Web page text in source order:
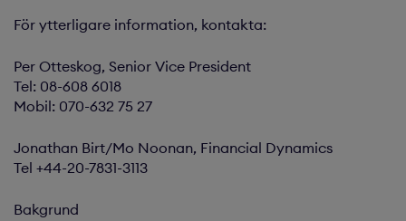
För ytterligare information, kontakta:
Per Otteskog, Senior Vice President
Tel: 08-608 6018
Mobil: 070-632 75 27
Jonathan Birt/Mo Noonan, Financial Dynamics
Tel +44-20-7831-3113
Bakgrund